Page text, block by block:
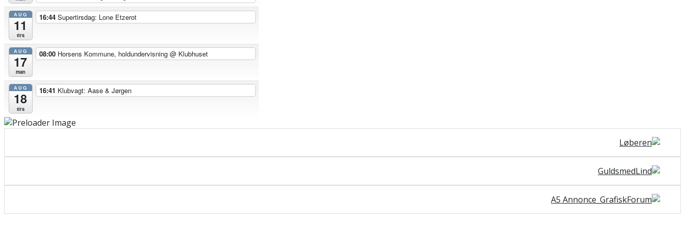
AUG
11
tirs
16:44 Supertirsdag: Lone Etzerot
AUG
17
man
08:00 Horsens Kommune, holdundervisning @ Klubhuset
AUG
18
tirs
16:41 Klubvagt: Aase & Jørgen